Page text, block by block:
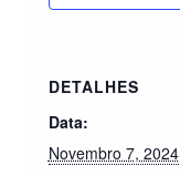
DETALHES
Data:
Novembro 7, 2024